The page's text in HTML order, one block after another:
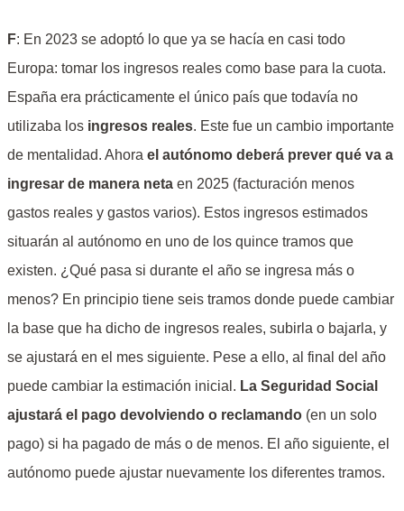
F: En 2023 se adoptó lo que ya se hacía en casi todo
Europa: tomar los ingresos reales como base para la cuota.
España era prácticamente el único país que todavía no
utilizaba los ingresos reales. Este fue un cambio importante
de mentalidad. Ahora el autónomo deberá prever qué va a
ingresar de manera neta en 2025 (facturación menos
gastos reales y gastos varios). Estos ingresos estimados
situarán al autónomo en uno de los quince tramos que
existen. ¿Qué pasa si durante el año se ingresa más o
menos? En principio tiene seis tramos donde puede cambiar
la base que ha dicho de ingresos reales, subirla o bajarla, y
se ajustará en el mes siguiente. Pese a ello, al final del año
puede cambiar la estimación inicial. La Seguridad Social
ajustará el pago devolviendo o reclamando (en un solo
pago) si ha pagado de más o de menos. El año siguiente, el
autónomo puede ajustar nuevamente los diferentes tramos.